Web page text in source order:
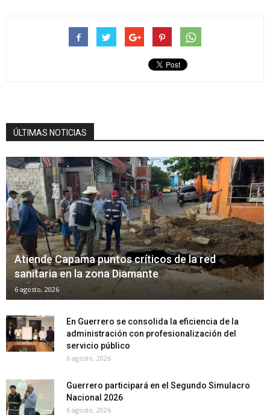
ÚLTIMAS NOTICIAS
Atiende Capama puntos críticos de la red
sanitaria en la zona Diamante
6 agosto, 2026
En Guerrero se consolida la eficiencia de la
administración con profesionalización del
servicio público
6 agosto, 2026
Guerrero participará en el Segundo Simulacro
Nacional 2026
6 agosto, 2026